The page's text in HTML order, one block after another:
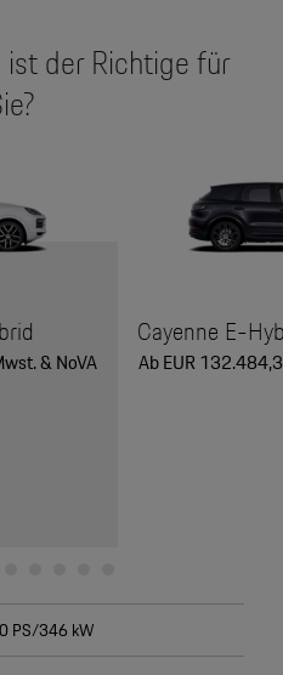
der Richtige für
& NoVA
Cayenne E-
Ab EUR
PS/346 kW